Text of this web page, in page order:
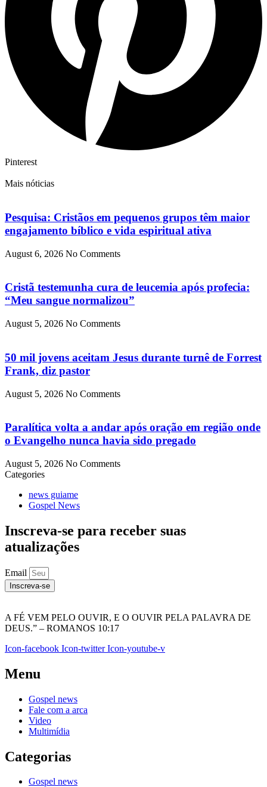
Pinterest
Mais nóticias
Pesquisa: Cristãos em pequenos grupos têm maior
engajamento bíblico e vida espiritual ativa
August 6, 2026 No Comments
Cristã testemunha cura de leucemia após profecia:
“Meu sangue normalizou”
August 5, 2026 No Comments
50 mil jovens aceitam Jesus durante turnê de Forrest
Frank, diz pastor
August 5, 2026 No Comments
Paralítica volta a andar após oração em região onde
o Evangelho nunca havia sido pregado
August 5, 2026 No Comments
Categories
news guiame
Gospel News
Inscreva-se para receber suas
atualizações
Email
Inscreva-se
A FÉ VEM PELO OUVIR, E O OUVIR PELA PALAVRA DE
DEUS.” – ROMANOS 10:17
Icon-facebook Icon-twitter Icon-youtube-v
Menu
Gospel news
Fale com a arca
Video
Multimídia
Categorias
Gospel news